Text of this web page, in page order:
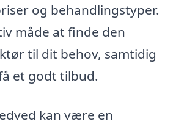
og behandlingstyper.
måde at finde den
til dit behov, samtidig
et godt tilbud.
kan være en